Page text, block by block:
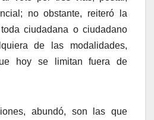
no obstante, reiteró la
ciudadana o ciudadano
de las modalidades,
hoy se limitan fuera de
abundó, son las que